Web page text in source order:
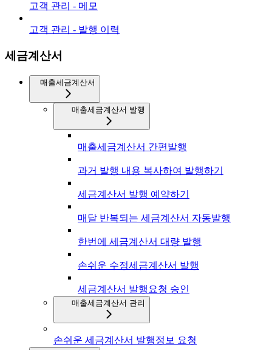
고객 관리 - 메모
고객 관리 - 발행 이력
세금계산서
매출세금계산서
매출세금계산서 발행
매출세금계산서 간편발행
과거 발행 내용 복사하여 발행하기
세금계산서 발행 예약하기
매달 반복되는 세금계산서 자동발행
한번에 세금계산서 대량 발행
손쉬운 수정세금계산서 발행
세금계산서 발행요청 승인
매출세금계산서 관리
손쉬운 세금계산서 발행정보 요청